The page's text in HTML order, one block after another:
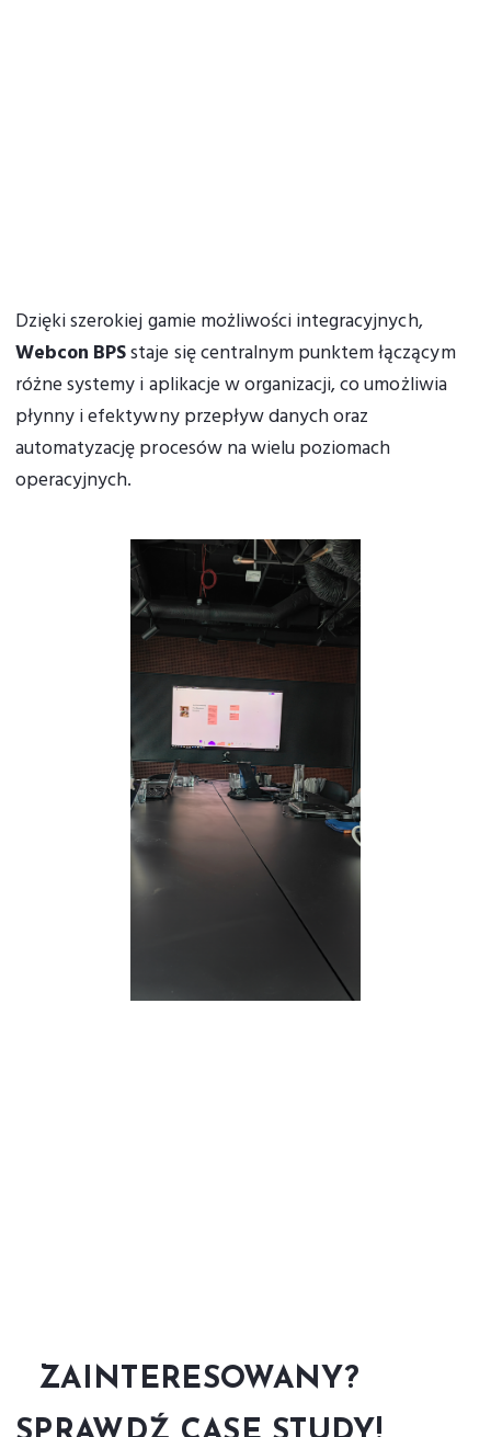
Dzięki szerokiej gamie możliwości integracyjnych,
Webcon BPSstaje się centralnym punktem łączącym
różne systemy i aplikacje w organizacji, co umożliwia
płynny i efektywny przepływ danych oraz
automatyzację procesów na wielu poziomach
operacyjnych.
ZAINTERESOWANY?